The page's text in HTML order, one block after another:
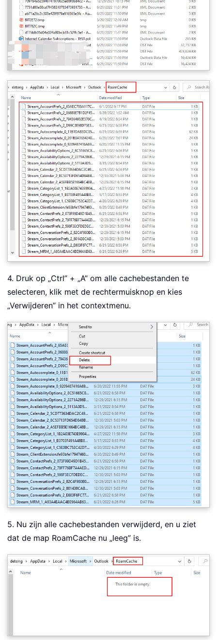
4. Druk op „Ctrl” + „A” om alle cachebestanden te
selecteren, klik met de rechtermuisknop en kies
„Verwijderen” in het contextmenu.
5. Nu zijn alle cachebestanden verwijderd, en u ziet
dat de map RoamCache nu „leeg” is.